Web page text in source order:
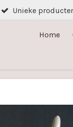
Unieke
Home